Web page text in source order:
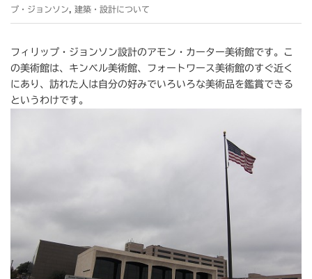
プ・ジョンソン
建築・設計について
フィリップ・ジョンソン設計のアモン・カーター美術館です。こ
の美術館は、キンベル美術館、フォートワース美術館のすぐ近く
にあり、訪れた人は自分の好みでいろいろな美術品を鑑賞できる
というわけです。